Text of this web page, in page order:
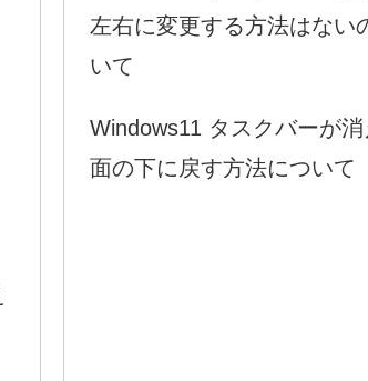
左右に変更する方法はない
いて
Windows11 タスクバーが
面の下に戻す方法について